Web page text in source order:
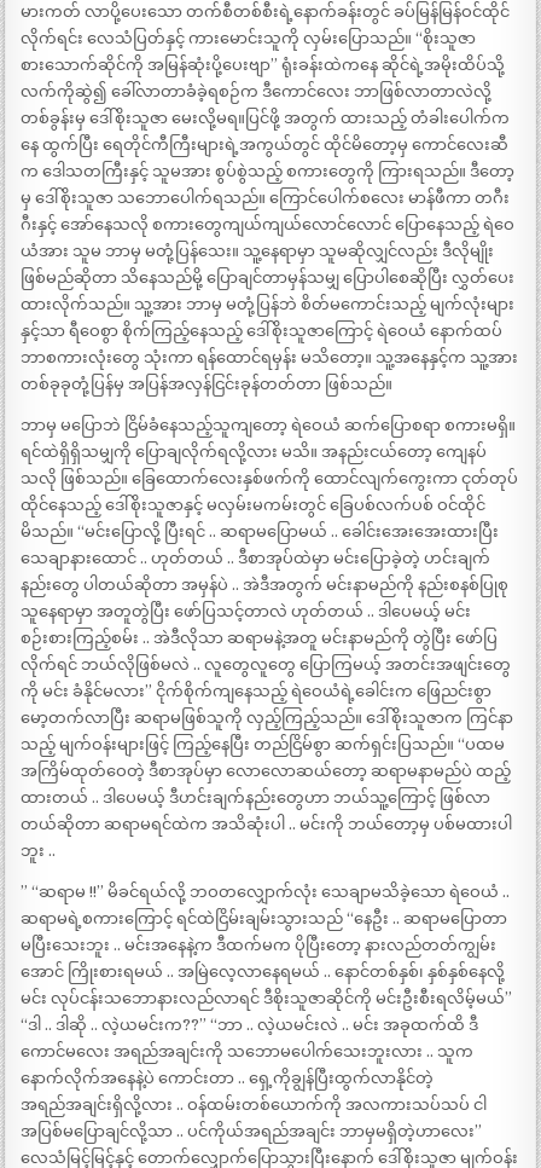
မားကတ် လာပို့ပေးသော တက်စီတစ်စီးရဲ့နောက်ခန်းတွင် ခပ်မြန်မြန်ဝင်ထိုင်
လိုက်ရင်း လေသံပြတ်နှင့် ကားမောင်းသူကို လှမ်းပြောသည်။ “စိုးသူဇာ
စားသောက်ဆိုင်ကို အမြန်ဆုံးပို့ပေးဗျာ” ရုံးခန်းထဲကနေ ဆိုင်ရဲ့အမိုးထိပ်သို့
လက်ကိုဆွဲ၍ ခေါ်လာတာခံခဲ့ရစဉ်က ဒီကောင်လေး ဘာဖြစ်လာတာလဲလို့
တစ်ခွန်းမှ ဒေါ်စိုးသူဇာ မေးလို့မရ။ပြင်ဖို့ အတွက် ထားသည့် တံခါးပေါက်က
နေ ထွက်ပြီး ရေတိုင်ကီကြီးများရဲ့အကွယ်တွင် ထိုင်မိတော့မှ ကောင်လေးဆီ
က ဒေါသတကြီးနှင့် သူမအား စွပ်စွဲသည့် စကားတွေကို ကြားရသည်။ ဒီတော့
မှ ဒေါ်စိုးသူဇာ သဘောပေါက်ရသည်။ ကြောင်ပေါက်စလေး မာန်ဖီကာ တဂီး
ဂီးနှင့် အော်နေသလို စကားတွေကျယ်ကျယ်လောင်လောင် ပြောနေသည့် ရဲဝေ
ယံအား သူမ ဘာမှ မတုံ့ပြန်သေး။ သူ့နေရာမှာ သူမဆိုလျှင်လည်း ဒီလိုမျိုး
ဖြစ်မည်ဆိုတာ သိနေသည်မို့ ပြောချင်တာမှန်သမျှ ပြောပါစေဆိုပြီး လွှတ်ပေး
ထားလိုက်သည်။ သူ့အား ဘာမှ မတုံ့ပြန်ဘဲ စိတ်မကောင်းသည့် မျက်လုံးများ
နှင့်သာ ရီဝေစွာ စိုက်ကြည့်နေသည့် ဒေါ်စိုးသူဇာကြောင့် ရဲဝေယံ နောက်ထပ်
ဘာစကားလုံးတွေ သုံးကာ ရန်ထောင်ရမှန်း မသိတော့။ သူ့အနေနှင့်က သူ့အား
တစ်ခုခုတုံ့ပြန်မှ အပြန်အလှန်ငြင်းခုန်တတ်တာ ဖြစ်သည်။
ဘာမှ မပြောဘဲ ငြိမ်ခံနေသည့်သူကျတော့ ရဲဝေယံ ဆက်ပြောစရာ စကားမရှိ။
ရင်ထဲရှိရှိသမျှကို ပြောချလိုက်ရလို့လား မသိ။ အနည်းငယ်တော့ ကျေနပ်
သလို ဖြစ်သည်။ ခြေထောက်လေးနှစ်ဖက်ကို ထောင်လျက်ကွေးကာ ငုတ်တုပ်
ထိုင်နေသည့် ဒေါ်စိုးသူဇာနှင့် မလှမ်းမကမ်းတွင် ခြေပစ်လက်ပစ် ဝင်ထိုင်
မိသည်။ “မင်းပြောလို့ ပြီးရင် .. ဆရာမပြောမယ် .. ခေါင်းအေးအေးထားပြီး
သေချာနားထောင် .. ဟုတ်တယ် .. ဒီစာအုပ်ထဲမှာ မင်းပြောခဲ့တဲ့ ဟင်းချက်
နည်းတွေ ပါတယ်ဆိုတာ အမှန်ပဲ .. အဲဒီအတွက် မင်းနာမည်ကို နည်းစနစ်ပြုစု
သူနေရာမှာ အတူတွဲပြီး ဖော်ပြသင့်တာလဲ ဟုတ်တယ် .. ဒါပေမယ့် မင်း
စဉ်းစားကြည့်စမ်း .. အဲဒီလိုသာ ဆရာမနဲ့အတူ မင်းနာမည်ကို တွဲပြီး ဖော်ပြ
လိုက်ရင် ဘယ်လိုဖြစ်မလဲ .. လူတွေလူတွေ ပြောကြမယ့် အတင်းအဖျင်းတွေ
ကို မင်း ခံနိုင်မလား” ငိုက်စိုက်ကျနေသည့် ရဲဝေယံရဲ့ခေါင်းက ဖြေညင်းစွာ
မော့တက်လာပြီး ဆရာမဖြစ်သူကို လှည့်ကြည့်သည်။ ဒေါ်စိုးသူဇာက ကြင်နာ
သည့် မျက်ဝန်းများဖြင့် ကြည့်နေပြီး တည်ငြိမ်စွာ ဆက်ရှင်းပြသည်။ “ပထမ
အကြိမ်ထုတ်ဝေတဲ့ ဒီစာအုပ်မှာ လောလောဆယ်တော့ ဆရာမနာမည်ပဲ ထည့်
ထားတယ် .. ဒါပေမယ့် ဒီဟင်းချက်နည်းတွေဟာ ဘယ်သူ့ကြောင့် ဖြစ်လာ
တယ်ဆိုတာ ဆရာမရင်ထဲက အသိဆုံးပါ .. မင်းကို ဘယ်တော့မှ ပစ်မထားပါ
ဘူး ..
” “ဆရာမ !!” မိခင်ရယ်လို့ ဘဝတလျှောက်လုံး သေချာမသိခဲ့သော ရဲဝေယံ ..
ဆရာမရဲ့စကားကြောင့် ရင်ထဲငြိမ်းချမ်းသွားသည် “နေဦး .. ဆရာမပြောတာ
မပြီးသေးဘူး .. မင်းအနေနဲ့က ဒီထက်မက ပိုပြီးတော့ နားလည်တတ်ကျွမ်း
အောင် ကြိုးစားရမယ် .. အမြဲလေ့လာနေရမယ် .. နောင်တစ်နှစ်၊ နှစ်နှစ်နေလို့
မင်း လုပ်ငန်းသဘောနားလည်လာရင် ဒီစိုးသူဇာဆိုင်ကို မင်းဦးစီးရလိမ့်မယ်”
“ဒါ .. ဒါဆို .. လဲ့ယမင်းက??” “ဘာ .. လဲ့ယမင်းလဲ .. မင်း အခုထက်ထိ ဒီ
ကောင်မလေး အရည်အချင်းကို သဘောမပေါက်သေးဘူးလား .. သူက
နောက်လိုက်အနေနဲ့ပဲ ကောင်းတာ .. ရှေ့ကိုချွန်ပြီးထွက်လာနိုင်တဲ့
အရည်အချင်းရှိလို့လား .. ဝန်ထမ်းတစ်ယောက်ကို အလကားသပ်သပ် ငါ
အပြစ်မပြောချင်လို့သာ .. ပင်ကိုယ်အရည်အချင်း ဘာမှမရှိတဲ့ဟာလေး”
လေသံမြင့်မြင့်နှင့် တောက်လျှောက်ပြောသွားပြီးနောက် ဒေါ်စိုးသူဇာ မျက်ဝန်း